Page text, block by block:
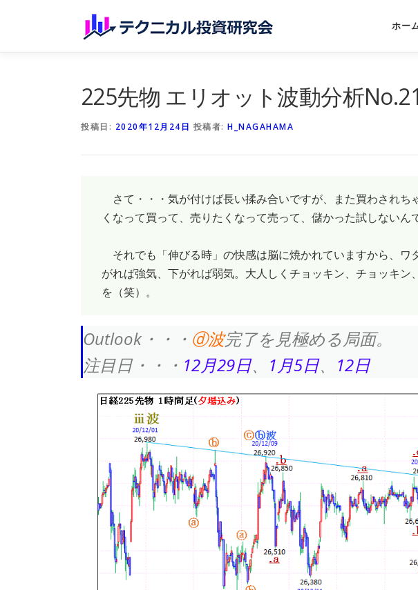
ホー
225先物 エリオット波動分析
投稿日: 2020年12月24日 投稿者: H_NAGAHAMA
さて・・・気が付けば長い揉み合いですが、また買わされち
くなって買って、売りたくなって売って、儲かった試しないん
それでも「伸びる時」の快感は脳に焼かれていますから、ワ
がれば強気、下がれば弱気。大人しくチョッキン、チョッキ
を（笑）。
Outlook・・・ ⓓ波完了を見極める局面。
注目日・・・ 12月29日、 1月5日、 12日